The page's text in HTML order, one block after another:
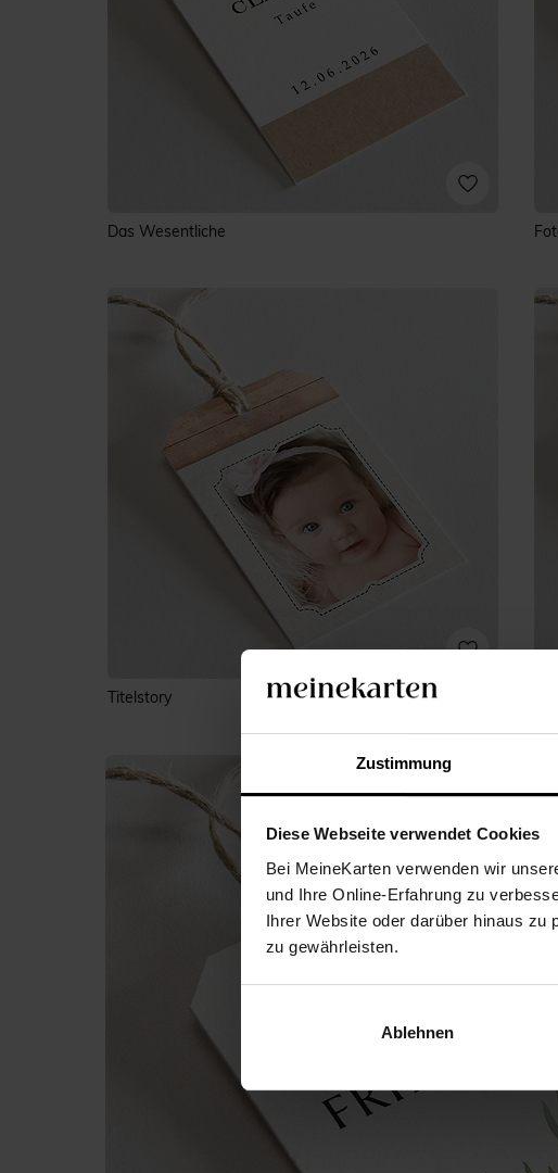
Zustimmung
Diese Webseite verwendet Cookies
Bei MeineKarten verwenden wir
und Ihre Online-Erfahrung zu
Ihrer Website oder darüber hinaus
zu gewährleisten.
Ablehnen
Das Wesentliche
Titelstory